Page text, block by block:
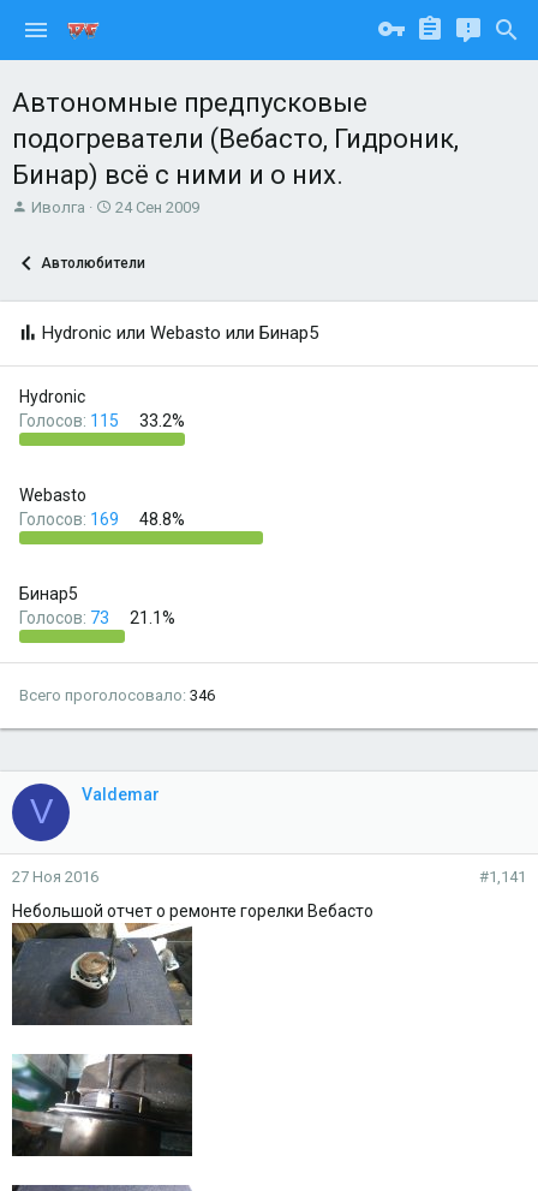
Автономные предпусковые
подогреватели (Вебасто, Гидроник,
Бинар) всё с ними и о них.
А
о
е
Иволга
Д
а
ч
24 Сен 2009
Автолюбители
Hydronic или Webasto или Бинар5
Hydronic
Голосов: 115 33.2%
Webasto
Голосов: 169 48.8%
Бинар5
Голосов: 73 21.1%
Всего проголосовало 346
V Valdemar
27 Ноя 2016 #1,141
Небольшой отчет о ремонте горелки Вебасто